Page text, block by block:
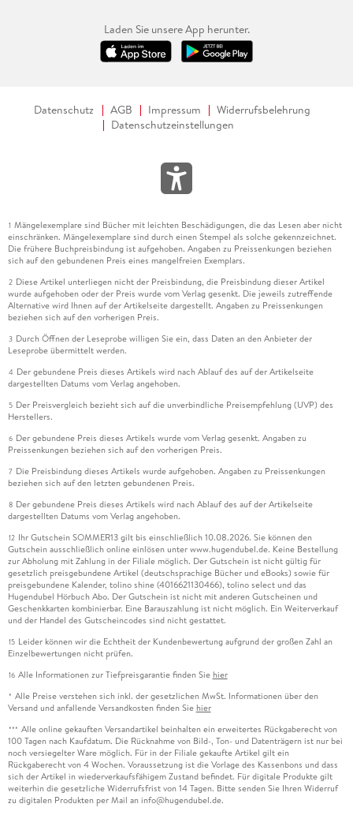
Laden Sie unsere App herunter.
Datenschutz AGB Impressum
Widerrufsbelehrung
Datenschutzeinstellungen
1 Mängelexemplare sind Bücher mit leichten Beschädigungen, die das Lesen aber nicht
einschränken. Mängelexemplare sind durch einen Stempel als solche gekennzeichnet.
Die frühere Buchpreisbindung ist aufgehoben. Angaben zu Preissenkungen beziehen
sich auf den gebundenen Preis eines mangelfreien Exemplars.
2 Diese Artikel unterliegen nicht der Preisbindung, die Preisbindung dieser Artikel
wurde aufgehoben oder der Preis wurde vom Verlag gesenkt. Die jeweils zutreffende
Alternative wird Ihnen auf der Artikelseite dargestellt. Angaben zu Preissenkungen
beziehen sich auf den vorherigen Preis.
3 Durch Öffnen der Leseprobe willigen Sie ein, dass Daten an den Anbieter der
Leseprobe übermittelt werden.
4 Der gebundene Preis dieses Artikels wird nach Ablauf des auf der Artikelseite
dargestellten Datums vom Verlag angehoben.
5 Der Preisvergleich bezieht sich auf die unverbindliche Preisempfehlung (UVP) des
Herstellers.
6 Der gebundene Preis dieses Artikels wurde vom Verlag gesenkt. Angaben zu
Preissenkungen beziehen sich auf den vorherigen Preis.
7 Die Preisbindung dieses Artikels wurde aufgehoben. Angaben zu Preissenkungen
beziehen sich auf den letzten gebundenen Preis.
8 Der gebundene Preis dieses Artikels wird nach Ablauf des auf der Artikelseite
dargestellten Datums vom Verlag angehoben.
12 Ihr Gutschein SOMMER13 gilt bis einschließlich 10.08.2026. Sie können den
Gutschein ausschließlich online einlösen unter www.hugendubel.de. Keine Bestellung
zur Abholung mit Zahlung in der Filiale möglich. Der Gutschein ist nicht gültig für
gesetzlich preisgebundene Artikel (deutschsprachige Bücher und eBooks) sowie für
preisgebundene Kalender, tolino shine (4016621130466), tolino select und das
Hugendubel Hörbuch Abo. Der Gutschein ist nicht mit anderen Gutscheinen und
Geschenkkarten kombinierbar. Eine Barauszahlung ist nicht möglich. Ein Weiterverkauf
und der Handel des Gutscheincodes sind nicht gestattet.
15 Leider können wir die Echtheit der Kundenbewertung aufgrund der großen Zahl an
Einzelbewertungen nicht prüfen.
16 Alle Informationen zur Tiefpreisgarantie finden Sie hier
* Alle Preise verstehen sich inkl. der gesetzlichen MwSt. Informationen über den
Versand und anfallende Versandkosten finden Sie hier
*** Alle online gekauften Versandartikel beinhalten ein erweitertes Rückgaberecht von
100 Tagen nach Kaufdatum. Die Rücknahme von Bild-, Ton- und Datenträgern ist nur bei
noch versiegelter Ware möglich. Für in der Filiale gekaufte Artikel gilt ein
Rückgaberecht von 4 Wochen. Voraussetzung ist die Vorlage des Kassenbons und dass
sich der Artikel in wiederverkaufsfähigem Zustand befindet. Für digitale Produkte gilt
weiterhin die gesetzliche Widerrufsfrist von 14 Tagen. Bitte senden Sie Ihren Widerruf
zu digitalen Produkten per Mail an info@hugendubel.de.